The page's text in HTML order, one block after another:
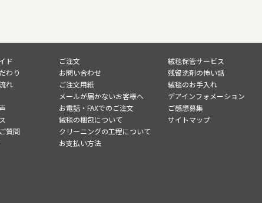
ド
わり
れ
質問
ご注文
お問い合わせ
ご注文用紙
メールが届かないお客様へ
お電話・FAXでのご注文
絨毯の梱包について
クリーニングの工程について
お支払い方法
絨毯保管サービス
残留洗剤の怖い話
絨毯のお手入れ
デアインフォメーション
ご感想募集
サイトマップ